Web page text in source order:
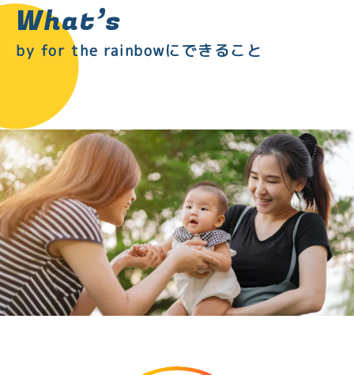
What’s
by for the rainbowにできること